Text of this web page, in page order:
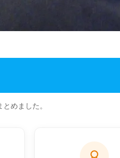
めました。